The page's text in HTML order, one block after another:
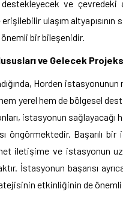
ve çevredeki
ulaşım
önemli bir bileşenidir.
ve Gelecek
Horden
yerel hem de bölgesel
istasyonun sağlayacağı
öngörmektedir. Başarılı
iletişime ve istasyonun
İstasyonun başarısı
etkinliğinin de